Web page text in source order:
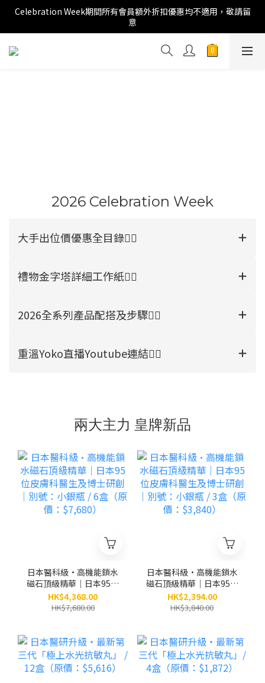
Celebration Week期間所有會員額外折扣優惠均不適用，敬請留
意
2026 Celebration Week
大手出位價優惠全目錄👉🏻
禮物金字塔詳細工作紙👉🏻
2026全系列產品配搭及步驟👉🏻
重溫Yoko直播Youtube連結👉🏻
兩大主力 皇牌新品
日本醫科級•高機能鎖水
磁石頂級精華｜日本95位
皮膚科醫生及博士研創｜
別號：小銀瓶 / 6盒（原
HK$4,368.00
HK$7,680.00
日本醫科級•高機能鎖水
磁石頂級精華｜日本95位
皮膚科醫生及博士研創｜
別號：小銀瓶 / 3盒（原
HK$2,394.00
HK$3,840.00